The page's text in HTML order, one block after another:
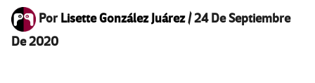
Por Lisette González Juárez/24 De Septiembre
De 2020